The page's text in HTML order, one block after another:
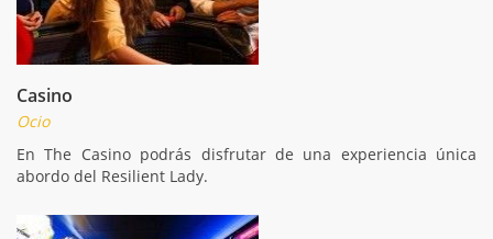
Casino
Ocio
En The Casino podrás disfrutar de una experiencia única
abordo del Resilient Lady.